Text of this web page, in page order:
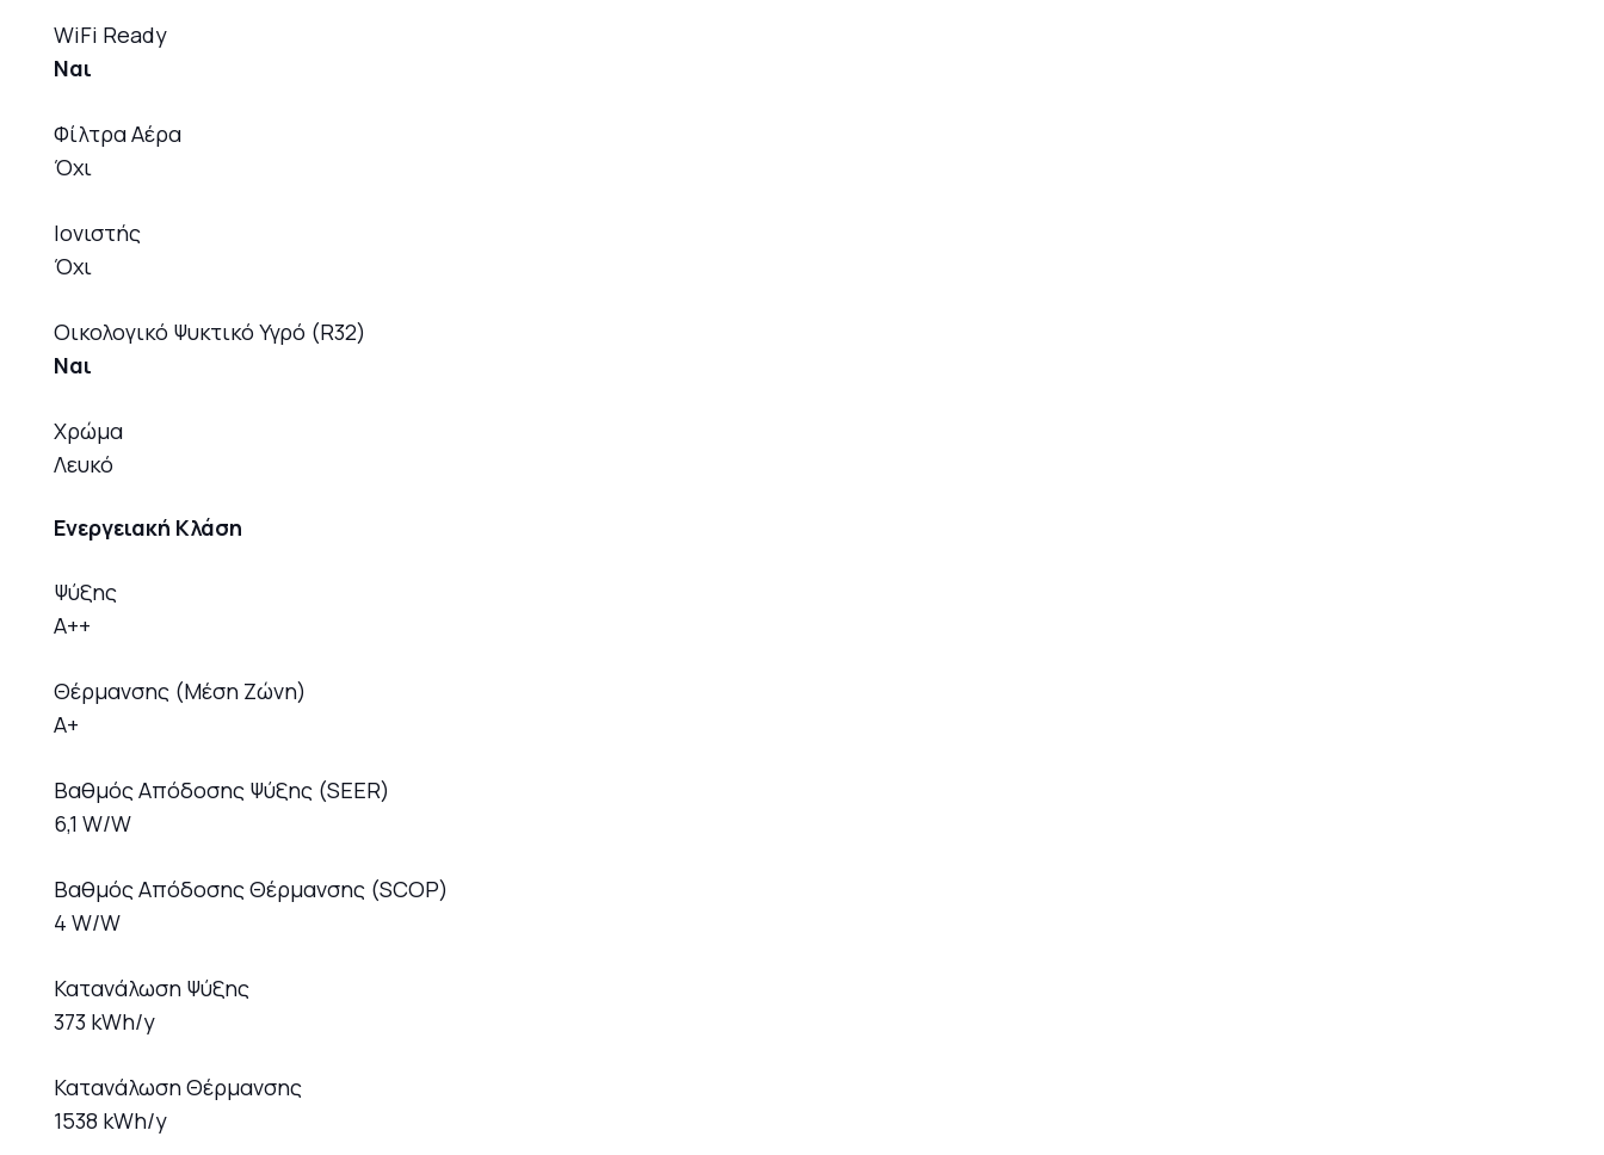
WiFi Ready
Ναι
Φίλτρα Αέρα
Όχι
Ιονιστής
Όχι
Οικολογικό Ψυκτικό Υγρό (R32)
Ναι
Χρώμα
Λευκό
Ενεργειακή Κλάση
Ψύξης
A++
Θέρμανσης (Μέση Ζώνη)
A+
Βαθμός Απόδοσης Ψύξης (SEER)
6,1 W/W
Βαθμός Απόδοσης Θέρμανσης (SCOP)
4 W/W
Κατανάλωση Ψύξης
373 kWh/y
Κατανάλωση Θέρμανσης
1538 kWh/y